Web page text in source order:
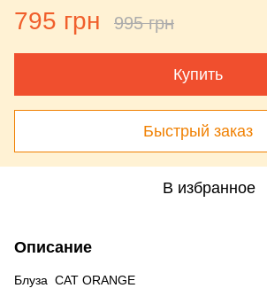
795 грн 995 грн
Купить
Быстрый заказ
В избранное
Описание
Блуза CAT ORANGE